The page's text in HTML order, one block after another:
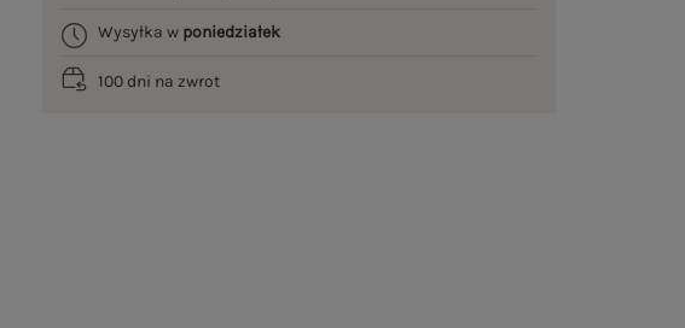
Wysyłka w poniedziałek
100 dni na zwrot